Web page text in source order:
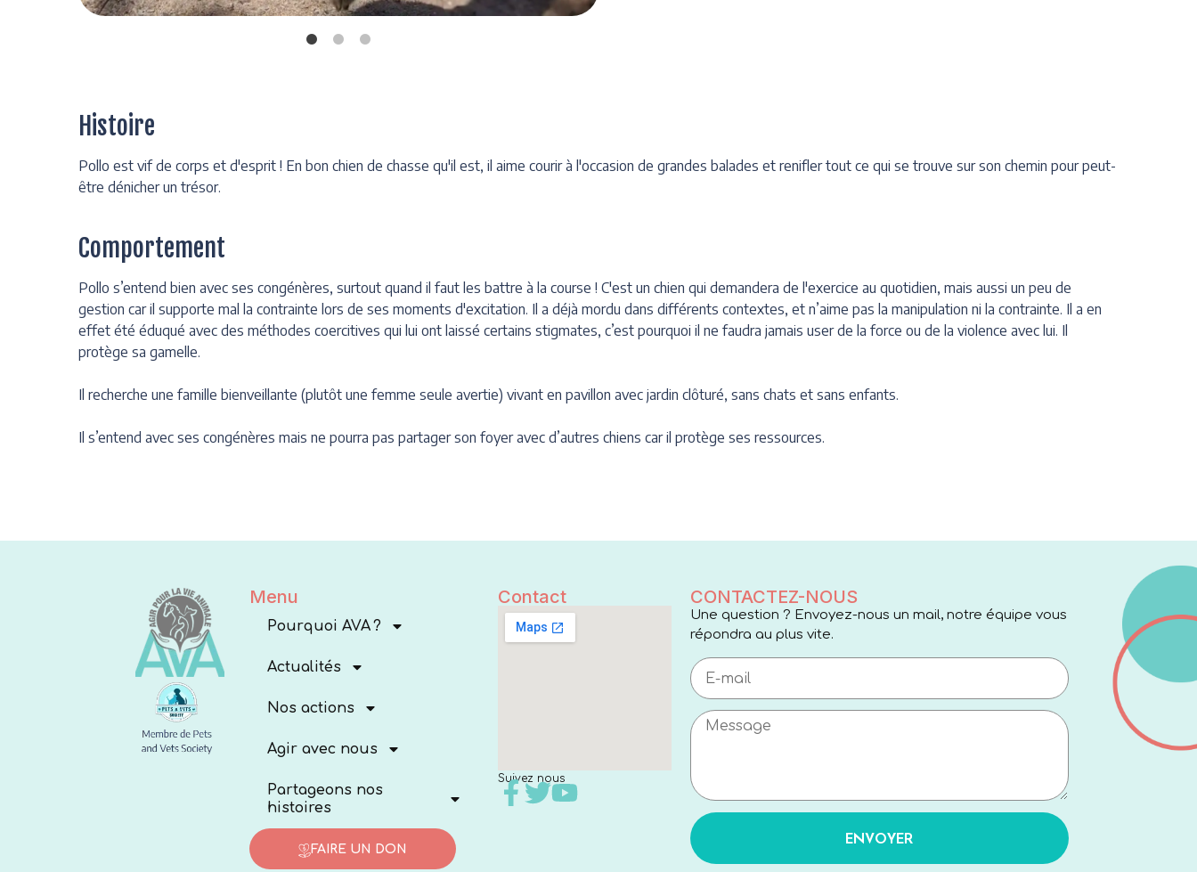
Histoire
Pollo est vif de corps et d'esprit ! En bon chien de chasse qu'il est, il aime courir à l'occasion de grandes balades et renifler tout ce qui se trouve sur son chemin pour peut-
être dénicher un trésor.
Comportement
Pollo s’entend bien avec ses congénères, surtout quand il faut les battre à la course ! C'est un chien qui demandera de l'exercice au quotidien, mais aussi un peu de
gestion car il supporte mal la contrainte lors de ses moments d'excitation. Il a déjà mordu dans différents contextes, et n’aime pas la manipulation ni la contrainte. Il a en
effet été éduqué avec des méthodes coercitives qui lui ont laissé certains stigmates, c’est pourquoi il ne faudra jamais user de la force ou de la violence avec lui. Il
protège sa gamelle.
Il recherche une famille bienveillante (plutôt une femme seule avertie) vivant en pavillon avec jardin clôturé, sans chats et sans enfants.
Il s’entend avec ses congénères mais ne pourra pas partager son foyer avec d’autres chiens car il protège ses ressources.
Menu
Pourquoi AVA ?
Actualités
Nos actions
Agir avec nous
Partageons nos
histoires
FAIRE UN DON
Contact
Suivez nous
CONTACTEZ-NOUS
Une question ? Envoyez-nous un mail, notre équipe vous
répondra au plus vite.
ENVOYER